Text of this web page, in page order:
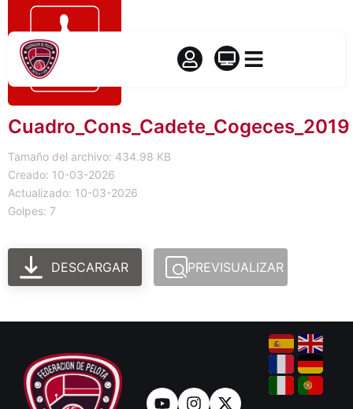
Cuadro_Cons_Cadete_Cogeces_2019
Tamaño del archivo: 434.98 KB
Creado: 10-03-2026
Actualizado: 10-03-2026
Golpes: 7
DESCARGAR PREVISUALIZAR